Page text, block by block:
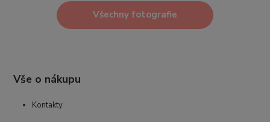
Všechny fotografie
Vše o nákupu
Kontakty